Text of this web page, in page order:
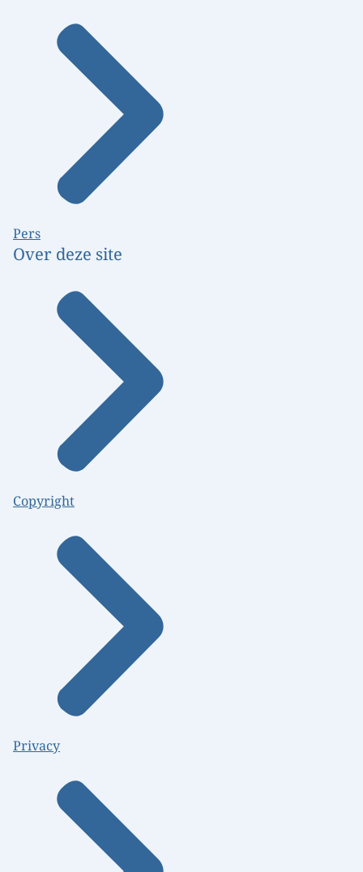
Pers
Over deze site
Copyright
Privacy